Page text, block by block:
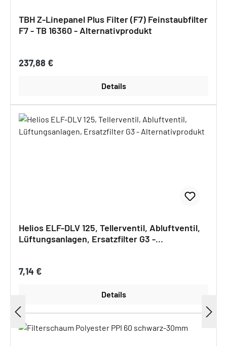
TBH Z-Linepanel Plus Filter (F7) Feinstaubfilter
F7 - TB 16360 - Alternativprodukt
Regulärer Preis:
237,88 €
Details
Helios ELF-DLV 125, Tellerventil, Abluftventil,
Lüftungsanlagen, Ersatzfilter G3 -
Regulärer Preis:
7,14 €
Details